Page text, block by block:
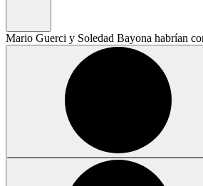
Mario Guerci y Soledad Bayona habrían